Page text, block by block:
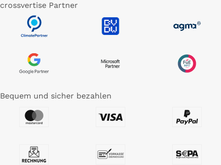
crossvertise Partner
Bequem und sicher bezahlen